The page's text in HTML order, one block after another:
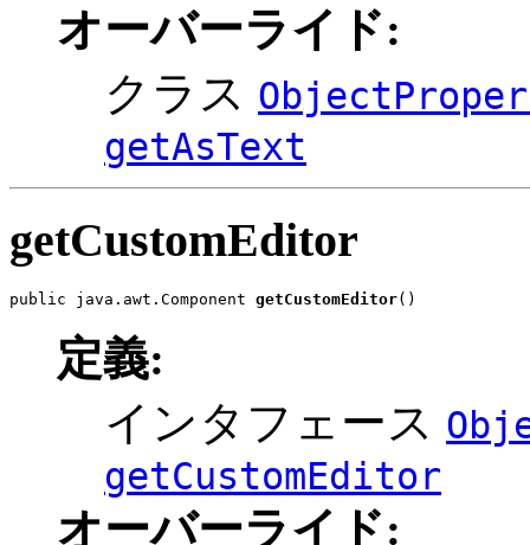
オーバーライド:
クラス
getAsText
getCustomEditor
public java.awt.Component getCustomEditor()
定義:
インタフェース
getCustomEditor
オーバーライド: